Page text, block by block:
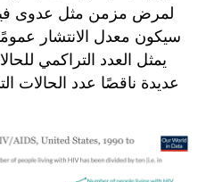
لمرض مزمن مثل عدوى
سيكون معدل الانتشار
يمثل العدد التراكمي
عديدة ناقصًا عدد الحالات